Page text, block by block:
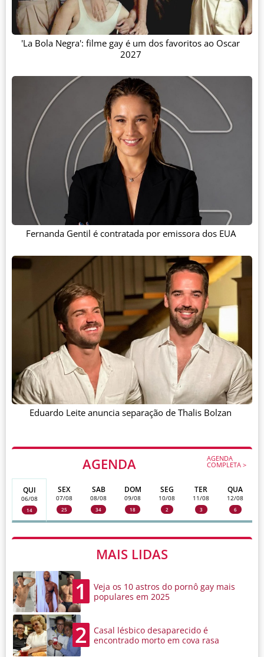
AGENDA AGENDA
COMPLETA >
QUI
06/08
14
SEX
07/08
25
SAB
08/08
34
DOM
09/08
18
SEG
10/08
2
TER
11/08
3
QUA
12/08
6
MAIS LIDAS
1
Veja os 10 astros do pornô gay mais
populares em 2025
2
Casal lésbico desaparecido é
encontrado morto em cova rasa
'La Bola Negra': filme gay é um dos favoritos ao Oscar
2027
Fernanda Gentil é contratada por emissora dos EUA
Eduardo Leite anuncia separação de Thalis Bolzan